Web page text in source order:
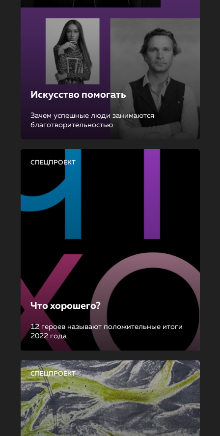
Искусство помогать
Зачем успешные люди занимаются
благотворительностью
СПЕЦПРОЕКТ
Что хорошего?
12 героев называют положительные итоги
2022 года
СПЕЦПРОЕКТ